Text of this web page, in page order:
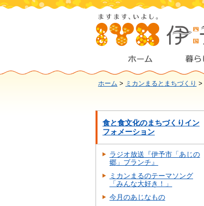
ホーム > ミカンまるとまちづくり >
食と食文化のまちづくりイン
フォメーション
ラジオ放送『伊予市「あじの
郷」ブランチ』
ミカンまるのテーマソング
「みんな大好き！」
今月のあじなもの